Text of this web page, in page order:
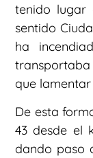
tenido lugar
sentido
ha
transportaba
que
De esta
43 desde el
dando paso